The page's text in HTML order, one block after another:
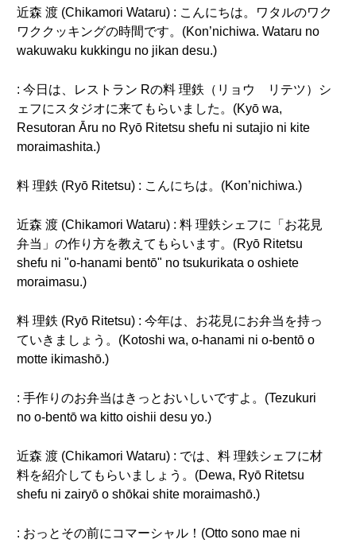
近森 渡 (Chikamori Wataru) : こんにちは。ワタルのワク
ワククッキングの時間です。(Kon’nichiwa. Wataru no
wakuwaku kukkingu no jikan desu.)
: 今日は、レストラン Rの料 理鉄（リョウ リテツ）シ
ェフにスタジオに来てもらいました。(Kyō wa,
Resutoran Āru no Ryō Ritetsu shefu ni sutajio ni kite
moraimashita.)
料 理鉄 (Ryō Ritetsu) : こんにちは。(Kon’nichiwa.)
近森 渡 (Chikamori Wataru) : 料 理鉄シェフに「お花見
弁当」の作り方を教えてもらいます。(Ryō Ritetsu
shefu ni "o-hanami bentō" no tsukurikata o oshiete
moraimasu.)
料 理鉄 (Ryō Ritetsu) : 今年は、お花見にお弁当を持っ
ていきましょう。(Kotoshi wa, o-hanami ni o-bentō o
motte ikimashō.)
: 手作りのお弁当はきっとおいしいですよ。(Tezukuri
no o-bentō wa kitto oishii desu yo.)
近森 渡 (Chikamori Wataru) : では、料 理鉄シェフに材
料を紹介してもらいましょう。(Dewa, Ryō Ritetsu
shefu ni zairyō o shōkai shite moraimashō.)
: おっとその前にコマーシャル！(Otto sono mae ni